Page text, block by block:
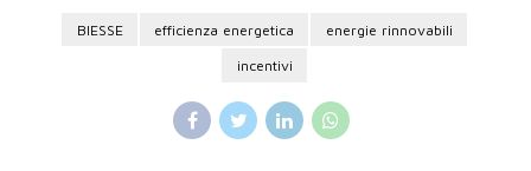
BIESSE efficienza energetica energie rinnovabili
incentivi